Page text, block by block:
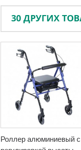
30 ДРУГИХ
Роллер алюминиевый с